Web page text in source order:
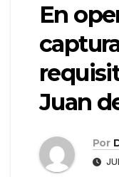
En
Juan
Por